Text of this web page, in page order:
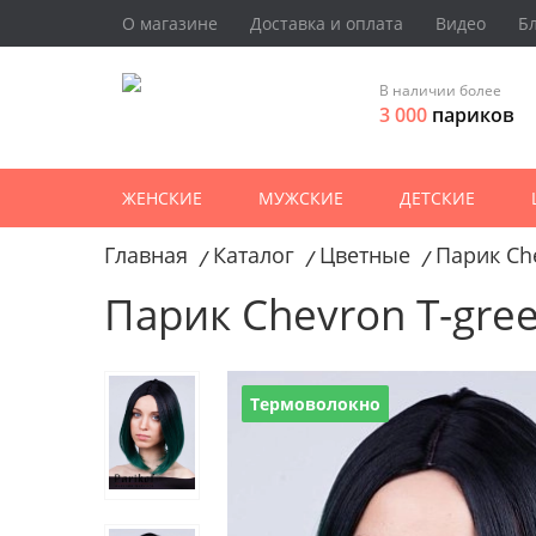
О магазине Доставка и оплата Видео
В наличии более
3 000 париков
ЖЕНСКИЕ МУЖСКИЕ ДЕТСКИЕ
Главная / Каталог / Цветные / Парик
Парик Chevron T-
Термоволокно